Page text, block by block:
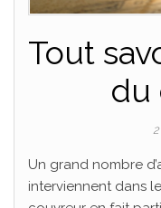
Tout
du
Un grand nombre
interviennent dans